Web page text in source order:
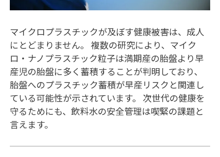
マイクロプラスチックが及ぼす健康被害は、成人
にとどまりません。 複数の研究により、マイク
ロ・ナノプラスチック粒子は満期産の胎盤より早
産児の胎盤に多く蓄積することが判明しており、
胎盤へのプラスチック蓄積が早産リスクと関連し
ている可能性が示されています。 次世代の健康を
守るためにも、飲料水の安全管理は喫緊の課題と
言えます。